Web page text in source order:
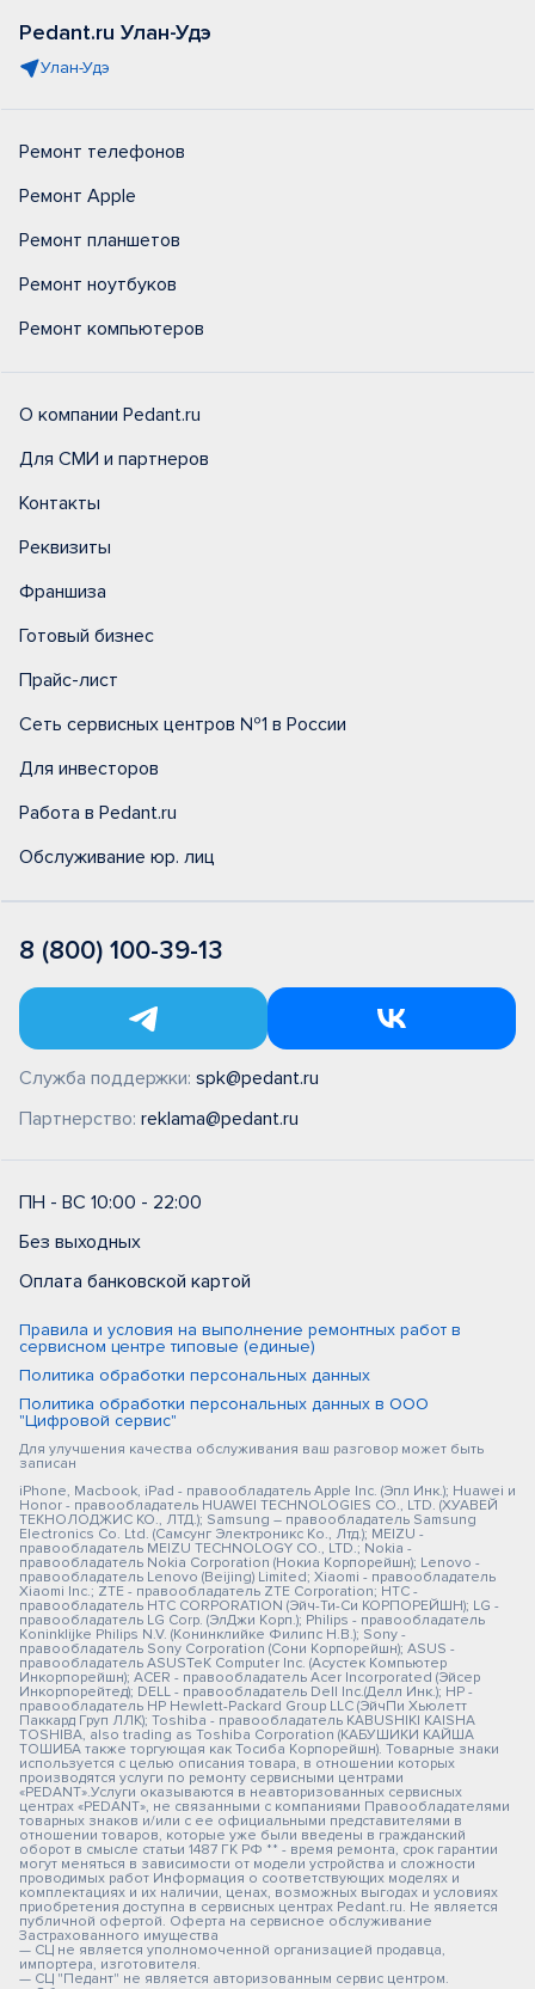
Pedant.ru Улан-Удэ
Улан-Удэ
Ремонт телефонов
Ремонт Apple
Ремонт планшетов
Ремонт ноутбуков
Ремонт компьютеров
О компании Pedant.ru
Для СМИ и партнеров
Контакты
Реквизиты
Франшиза
Готовый бизнес
Прайс-лист
Сеть сервисных центров №1 в России
Для инвесторов
Работа в Pedant.ru
Обслуживание юр. лиц
8 (800) 100-39-13
Служба поддержки: spk@pedant.ru
Партнерство: reklama@pedant.ru
ПН - ВС 10:00 - 22:00
Без выходных
Оплата банковской картой
Правила и условия на выполнение ремонтных работ в
сервисном центре типовые (единые)
Политика обработки персональных данных
Политика обработки персональных данных в ООО
"Цифровой сервис"
Для улучшения качества обслуживания ваш разговор может быть
записан
iPhone, Macbook, iPad - правообладатель Apple Inc. (Эпл Инк.); Huawei и
Honor - правообладатель HUAWEI TECHNOLOGIES CO., LTD. (ХУАВЕЙ
ТЕКНОЛОДЖИС КО., ЛТД.); Samsung – правообладатель Samsung
Electronics Co. Ltd. (Самсунг Электроникс Ко., Лтд.); MEIZU -
правообладатель MEIZU TECHNOLOGY CO., LTD.; Nokia -
правообладатель Nokia Corporation (Нокиа Корпорейшн); Lenovo -
правообладатель Lenovo (Beijing) Limited; Xiaomi - правообладатель
Xiaomi Inc.; ZTE - правообладатель ZTE Corporation; HTC -
правообладатель HTC CORPORATION (Эйч-Ти-Си КОРПОРЕЙШН); LG -
правообладатель LG Corp. (ЭлДжи Корп.); Philips - правообладатель
Koninklijke Philips N.V. (Конинклийке Филипс Н.В.); Sony -
правообладатель Sony Corporation (Сони Корпорейшн); ASUS -
правообладатель ASUSTeK Computer Inc. (Асустек Компьютер
Инкорпорейшн); ACER - правообладатель Acer Incorporated (Эйсер
Инкорпорейтед); DELL - правообладатель Dell Inc.(Делл Инк.); HP -
правообладатель HP Hewlett-Packard Group LLC (ЭйчПи Хьюлетт
Паккард Груп ЛЛК); Toshiba - правообладатель KABUSHIKI KAISHA
TOSHIBA, also trading as Toshiba Corporation (КАБУШИКИ КАЙША
ТОШИБА также торгующая как Тосиба Корпорейшн). Товарные знаки
используется с целью описания товара, в отношении которых
производятся услуги по ремонту сервисными центрами
«PEDANT».Услуги оказываются в неавторизованных сервисных
центрах «PEDANT», не связанными с компаниями Правообладателями
товарных знаков и/или с ее официальными представителями в
отношении товаров, которые уже были введены в гражданский
оборот в смысле статьи 1487 ГК РФ ** - время ремонта, срок гарантии
могут меняться в зависимости от модели устройства и сложности
проводимых работ Информация о соответствующих моделях и
комплектациях и их наличии, ценах, возможных выгодах и условиях
приобретения доступна в сервисных центрах Pedant.ru. Не является
публичной офертой. Оферта на сервисное обслуживание
Застрахованного имущества
— СЦ не является уполномоченной организацией продавца,
импортера, изготовителя.
— СЦ "Педант" не является авторизованным сервис центром.